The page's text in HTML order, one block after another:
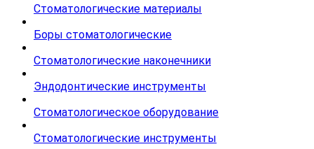
Стоматологические материалы
Боры стоматологические
Стоматологические наконечники
Эндодонтические инструменты
Стоматологическое оборудование
Стоматологические инструменты